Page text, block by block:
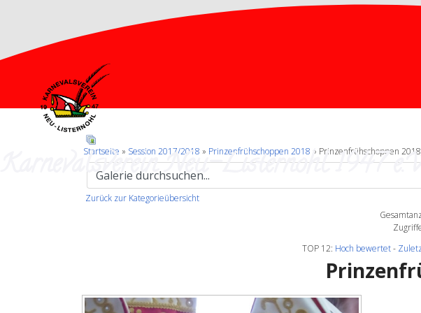
Karnevalsverein Neu-Listernohl 1947
Startseite » Session 2017/2018 » Prinzenfrühschoppen 2018 » Prinzenfrühschoppen
Zurück zur Kategorieübersicht
TOP 12: Hoch bewertet-